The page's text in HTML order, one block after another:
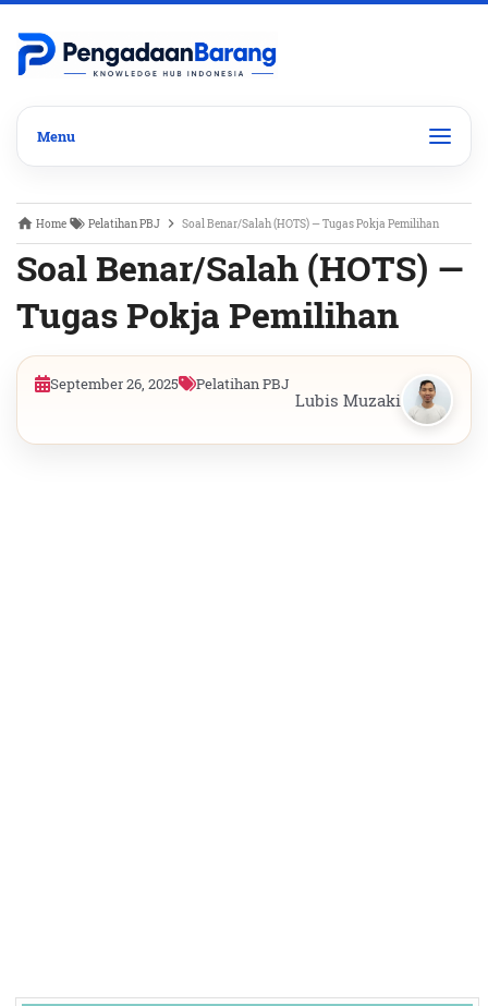
Home Pelatihan PBJ Soal Benar/Salah (HOTS) — Tugas Pokja Pemilihan
Soal Benar/Salah (HOTS) —
Tugas Pokja Pemilihan
September 26, 2025 Pelatihan PBJ
Lubis Muzaki